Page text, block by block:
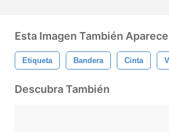
Esta Imagen También
Etiqueta Bandera Cinta
Descubra También